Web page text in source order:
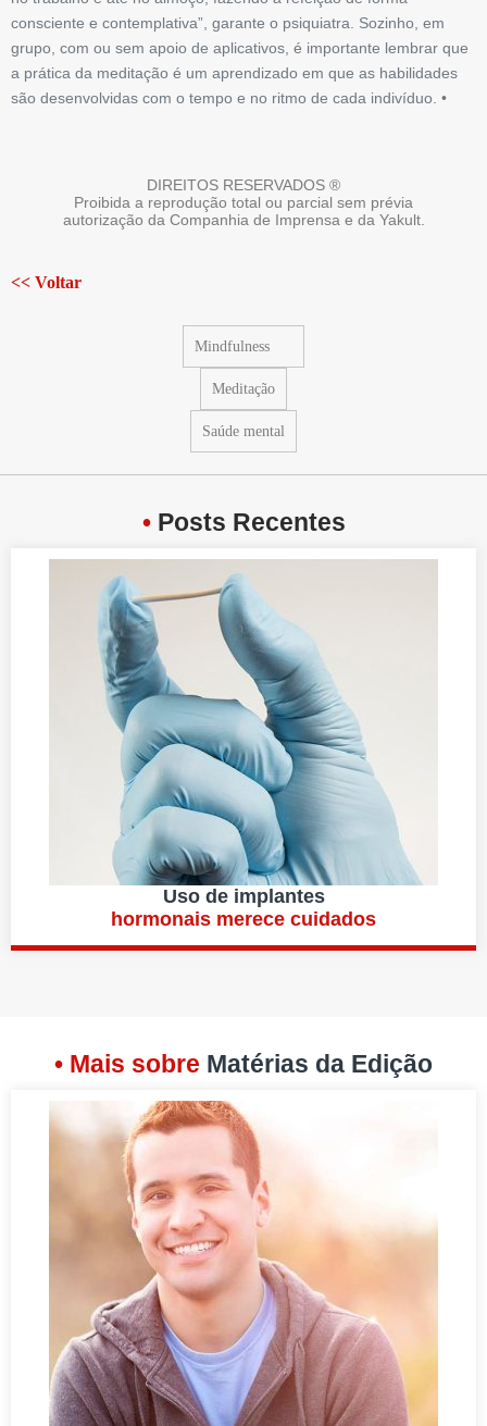
consciente e contemplativa”, garante o psiquiatra. Sozinho, em
grupo, com ou sem apoio de aplicativos, é importante lembrar que
a prática da meditação é um aprendizado em que as habilidades
são desenvolvidas com o tempo e no ritmo de cada indivíduo. •
DIREITOS RESERVADOS ®
Proibida a reprodução total ou parcial sem prévia
autorização da Companhia de Imprensa e da Yakult.
<< Voltar
Mindfulness
Meditação
Saúde mental
•Posts Recentes
Uso de implantes
hormonais merece cuidados
• Mais sobre Matérias da Edição